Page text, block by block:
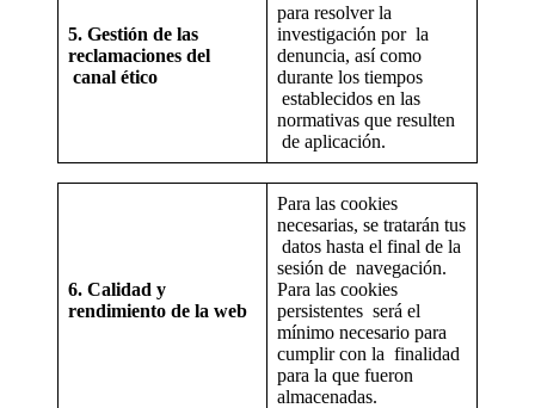
5. Gestión de las
reclamaciones del
canal ético
para resolver la
investigación por la
denuncia, así como
durante los tiempos
establecidos en las
normativas que resulten
de aplicación.
6. Calidad y
rendimiento de la web
Para las cookies
necesarias, se tratarán tus
datos hasta el final de la
sesión de navegación.
Para las cookies
persistentes será el
mínimo necesario para
cumplir con la finalidad
para la que fueron
almacenadas.